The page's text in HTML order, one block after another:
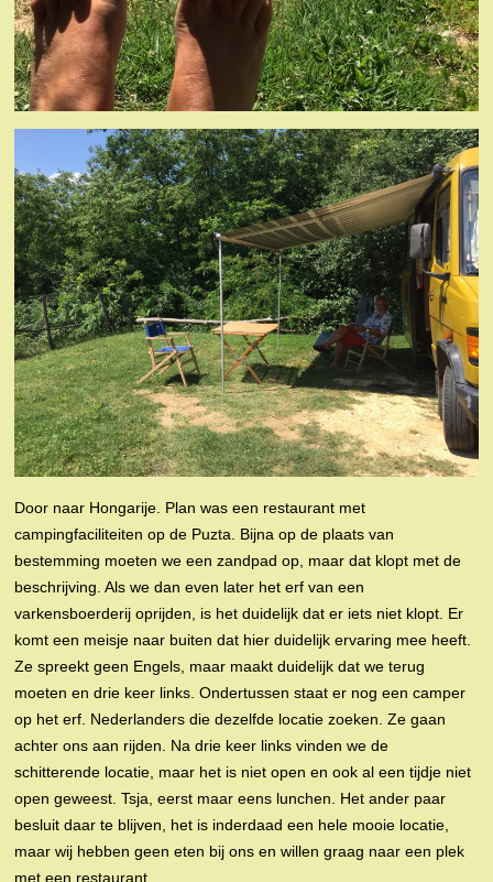
Door naar Hongarije. Plan was een restaurant met
campingfaciliteiten op de Puzta. Bijna op de plaats van
bestemming moeten we een zandpad op, maar dat klopt met de
beschrijving. Als we dan even later het erf van een
varkensboerderij oprijden, is het duidelijk dat er iets niet klopt. Er
komt een meisje naar buiten dat hier duidelijk ervaring mee heeft.
Ze spreekt geen Engels, maar maakt duidelijk dat we terug
moeten en drie keer links. Ondertussen staat er nog een camper
op het erf. Nederlanders die dezelfde locatie zoeken. Ze gaan
achter ons aan rijden. Na drie keer links vinden we de
schitterende locatie, maar het is niet open en ook al een tijdje niet
open geweest. Tsja, eerst maar eens lunchen. Het ander paar
besluit daar te blijven, het is inderdaad een hele mooie locatie,
maar wij hebben geen eten bij ons en willen graag naar een plek
met een restaurant.